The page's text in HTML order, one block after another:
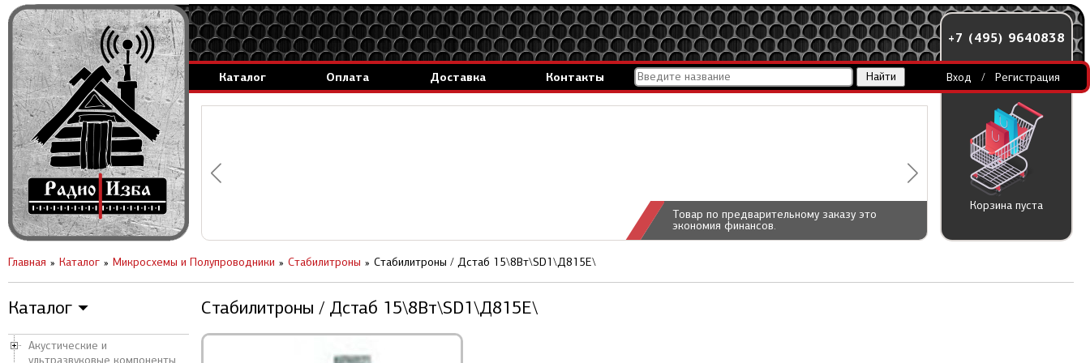
Каталог Оплата Доставка Контакты
генераторы.
за 1 день.
Товар по предварительному заказу это
экономия финансов.
+7 (495) 9640838
Вход / Регистрация
Корзина пуста
Каталог ▼
Акустические и
ультразвуковые компоненты
Стабилитроны / Дстаб 15\8Вт\SD1\Д815Е\
Главная Каталог Микросхемы и Полупроводники Стабилитроны Стабилитроны / Дстаб 15\8Вт\SD1\Д815Е\